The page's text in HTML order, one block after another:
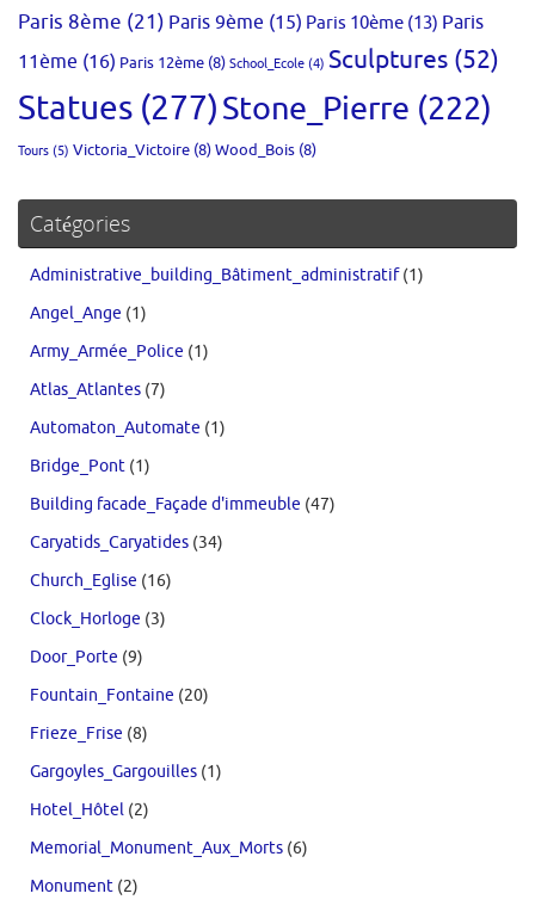
Paris 8ème (21) Paris 9ème (15) Paris 10ème (13) Paris
11ème (16) Paris 12ème (8) School_Ecole (4) Sculptures (52)
Statues (277)Stone_Pierre (222)
Tours (5) Victoria_Victoire (8)Wood_Bois (8)
Catégories
Administrative_building_Bâtiment_administratif(1)
Angel_Ange (1)
Army_Armée_Police (1)
Atlas_Atlantes (7)
Automaton_Automate (1)
Bridge_Pont (1)
Building facade_Façade d'immeuble (47)
Caryatids_Caryatides (34)
Church_Eglise (16)
Clock_Horloge (3)
Door_Porte (9)
Fountain_Fontaine (20)
Frieze_Frise (8)
Gargoyles_Gargouilles (1)
Hotel_Hôtel (2)
Memorial_Monument_Aux_Morts (6)
Monument (2)